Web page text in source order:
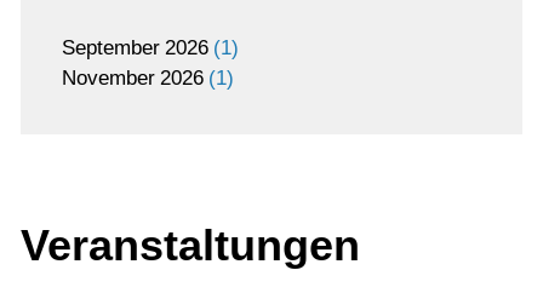
September 2026 1
November 2026 1
Veranstaltungen